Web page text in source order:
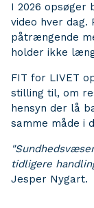
I 2026 opsøger
video hver dag.
påtrængende
holder ikke
FIT for LIVET
stilling til, om
hensyn der lå
samme måde i
tidligere
Jesper Nygart.